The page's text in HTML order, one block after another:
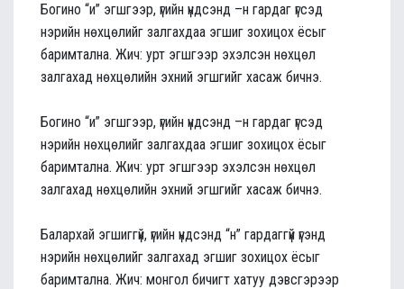
Богино “и” эгшгээр, үгийн үндсэнд –н гардаг үгсэд
нэрийн нөхцөлийг залгахдаа эгшиг зохицох ёсыг
баримтална. Жич: урт эгшгээр эхэлсэн нөхцөл
залгахад нөхцөлийн эхний эгшгийг хасаж бичнэ.
Богино “и” эгшгээр, үгийн үндсэнд –н гардаг үгсэд
нэрийн нөхцөлийг залгахдаа эгшиг зохицох ёсыг
баримтална. Жич: урт эгшгээр эхэлсэн нөхцөл
залгахад нөхцөлийн эхний эгшгийг хасаж бичнэ.
Балархай эгшиггүй, үгийн үндсэнд “н” гардаггүй үгэнд
нэрийн нөхцөлийг залгахад эгшиг зохицох ёсыг
баримтална. Жич: монгол бичигт хатуу дэвсгэрээр